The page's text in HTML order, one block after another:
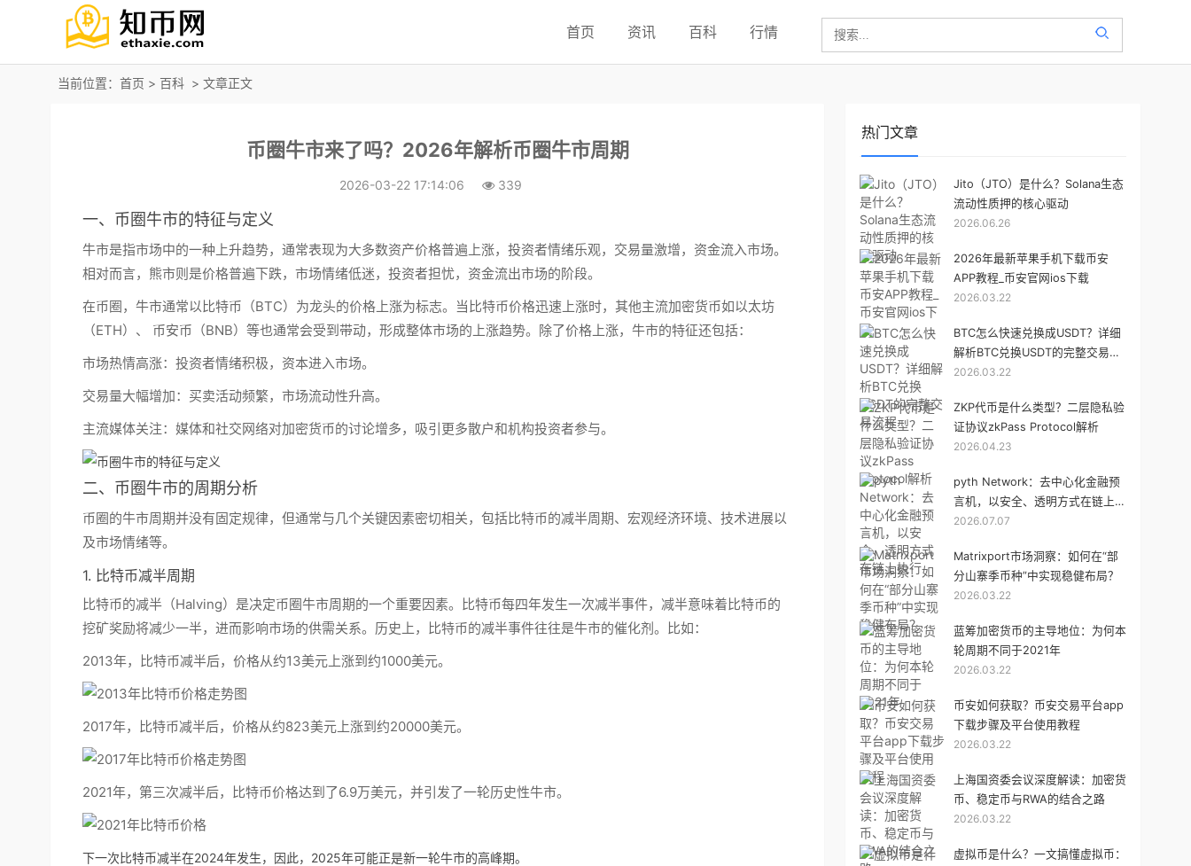
首页 资讯 百科 行情
当前位置： 首页 > 百科 > 文章正文
币圈牛市来了吗？2026年解析币圈牛市周期
2026-03-22 17:14:06 339
一、币圈牛市的特征与定义
牛市是指市场中的一种上升趋势，通常表现为大多数资产价格普遍上涨，投资者情绪乐观，交易量激增，资金流入市场。
相对而言， 熊市则是价格普遍下跌，市场情绪低迷，投资者担忧，资金流出市场的阶段。
在币圈，牛市通常以比特币（BTC）为龙头的价格上涨为标志。当比特币价格迅速上涨时，其他主流加密货币如以太坊
（ETH）、 币安币（BNB）等也通常会受到带动，形成整体市场的上涨趋势。除了价格上涨，牛市的特征还包括：
市场热情高涨： 投资者情绪积极，资本进入市场。
交易量大幅增加： 买卖活动频繁，市场流动性升高。
主流媒体关注： 媒体和社交网络对加密货币的讨论增多，吸引更多散户和机构投资者参与。
二、币圈牛市的周期分析
币圈的牛市周期并没有固定规律，但通常与几个关键因素密切相关，包括比特币的减半周期、宏观经济环境、技术进展以
及市场情绪等。
1. 比特币减半周期
比特币的减半（Halving）是决定币圈牛市周期的一个重要因素。比特币每四年发生一次减半事件，减半意味着比特币的
挖矿奖励将减少一半，进而影响市场的供需关系。历史上，比特币的减半事件往往是牛市的催化剂。比如：
2013年，
比特币减半后，价格从约13美元上涨到约1000美元。
2017年， 比特币减半后，价格从约823美元上涨到约20000美元。
2021年， 第三次减半后，比特币价格达到了6.9万美元，并引发了一轮历史性牛市。
下一次比特币减半在2024年发生，因此，2025年可能正是新一轮牛市的高峰期。
热门文章
Jito（JTO）是什么？Solana生态
流动性质押的核心驱动
2026.06.26
2026年最新苹果手机下载币安
APP教程_币安官网ios下载
2026.03.22
BTC怎么快速兑换成USDT？详细
解析BTC兑换USDT的完整交易流
程
2026.03.22
ZKP代币是什么类型？二层隐私验
证协议zkPass Protocol解析
2026.04.23
pyth Network：去中心化金融预
言机，以安全、透明方式在链上执
行
2026.07.07
Matrixport市场洞察：如何在“部
分山寨季币种”中实现稳健布局？
2026.03.22
蓝筹加密货币的主导地位：为何本
轮周期不同于2021年
2026.03.22
币安如何获取？币安交易平台app
下载步骤及平台使用教程
2026.03.22
上海国资委会议深度解读：加密货
币、稳定币与RWA的结合之路
2026.03.22
虚拟币是什么？一文搞懂虚拟币：